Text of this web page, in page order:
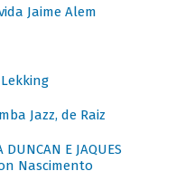
Jaime Alem
Jazz, de Raiz
E JAQUES
Nascimento